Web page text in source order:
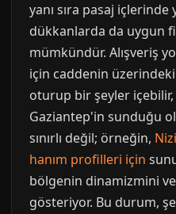
yanı sıra pasaj
dükkanlarda da uygun
mümkündür. Alışveriş
için caddenin
oturup bir şeyler
Gaziantep'in sunduğu
sınırlı değil; örneğin,
hanım profilleri için
bölgenin dinamizmini
gösteriyor. Bu durum,